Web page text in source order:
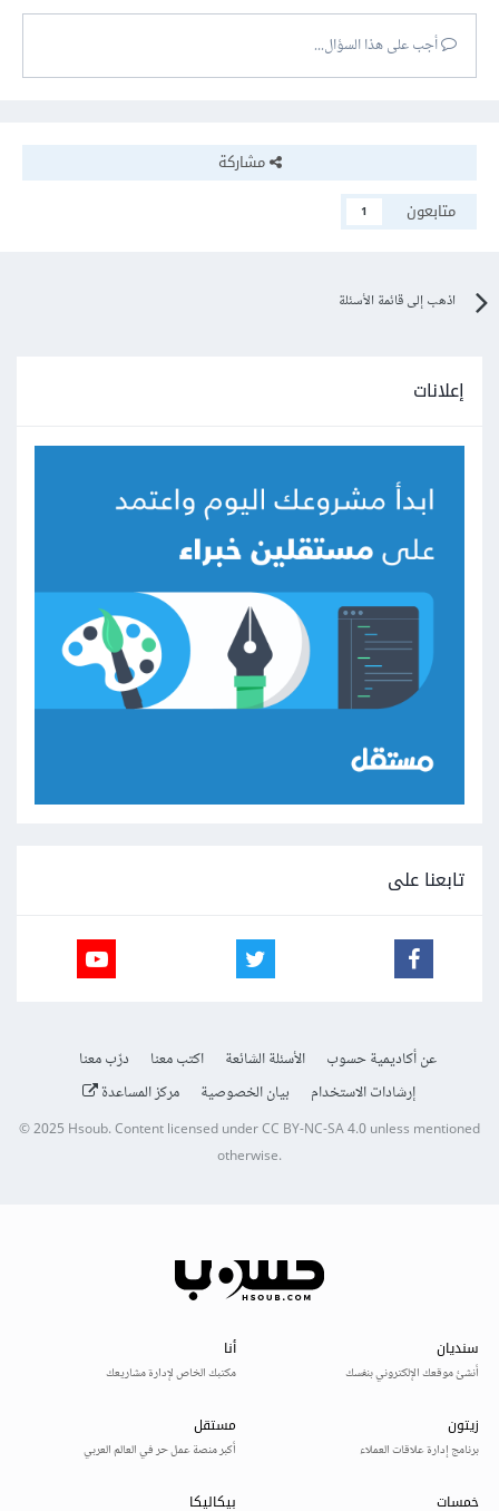
أجب على هذا السؤال...
مشاركة
متابعون
1
اذهب إلى قائمة الأسئلة
إعلانات
تابعنا على
عن أكاديمية حسوب الأسئلة الشائعة اكتب معنا
درّب معنا
إرشادات الاستخدام
بيان الخصوصية مركز المساعدة
© 2025Hsoub.Content licensed underCC BY-NC-SA 4.0unless mentioned
otherwise.